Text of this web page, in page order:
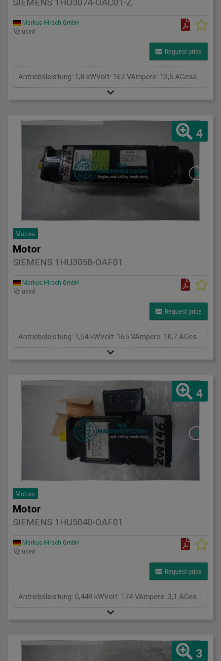
SIEMENS 1HU3074-OAC01-Z
Markus Hirsch GmbH
used
Request price
Antriebsleistung: 1,8 kWVolt: 167 VAmpere: 12,5 AGesamtleistungsbedarf: kWMaschinengewicht ca.: tRaumbedarf ca.: m
4
Motors
Motor
SIEMENS 1HU3058-OAF01
Markus Hirsch GmbH
used
Request price
Antriebsleistung: 1,54 kWVolt: 165 VAmpere: 10,7 AGesamtleistungsbedarf: kWMaschinengewicht ca.: tRaumbedarf ca.: m
4
Motors
Motor
SIEMENS 1HU5040-OAF01
Markus Hirsch GmbH
used
Request price
Antriebsleistung: 0,449 kWVolt: 174 VAmpere: 3,1 AGesamtleistungsbedarf: kWMaschinengewicht ca.: tRaumbedarf ca.: m
3